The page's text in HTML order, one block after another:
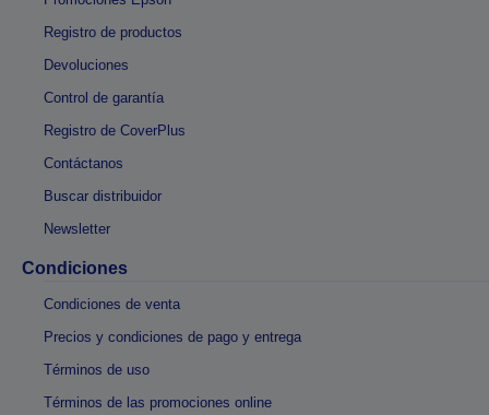
Registro de productos
Devoluciones
Control de garantía
Registro de CoverPlus
Contáctanos
Buscar distribuidor
Newsletter
Condiciones
Condiciones de venta
Precios y condiciones de pago y entrega
Términos de uso
Términos de las promociones online